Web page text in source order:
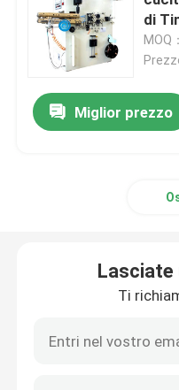
Macchina lunga della
macchina
Macchina della presa
di
MOQ
Miglior prezzo
Lasciate
Ti